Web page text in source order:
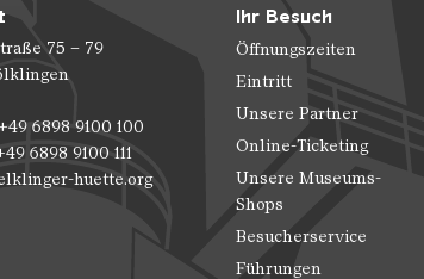
75 – 79
6898 9100 100
6898 9100 111
huette.org
Ihr Besuch
Öffnungszeiten
Eintritt
Unsere Partner
Online-Ticketing
Unsere Museums-
Shops
Besucherservice
Führungen